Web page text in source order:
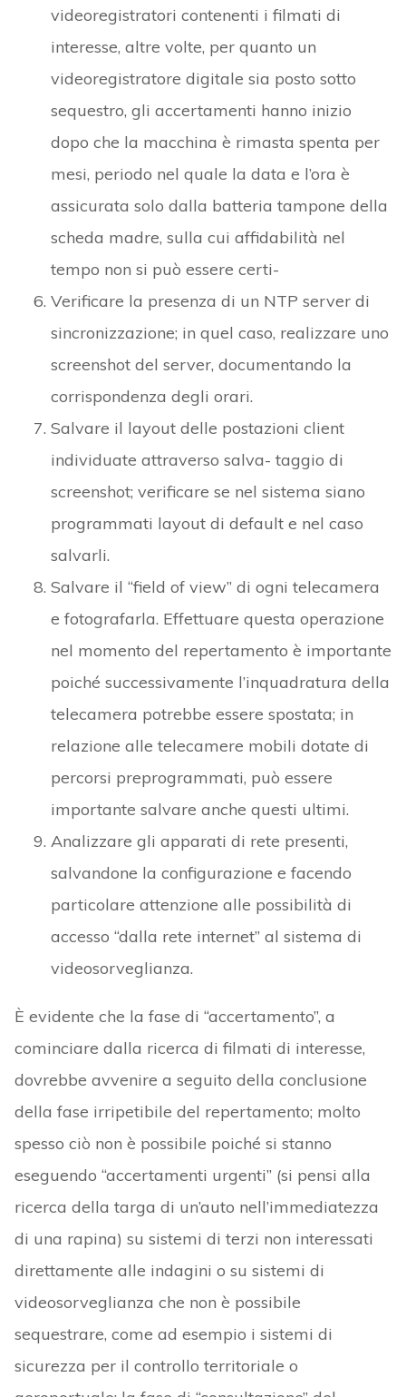
videoregistratori contenenti i filmati di
interesse, altre volte, per quanto un
videoregistratore digitale sia posto sotto
sequestro, gli accertamenti hanno inizio
dopo che la macchina è rimasta spenta per
mesi, periodo nel quale la data e l’ora è
assicurata solo dalla batteria tampone della
scheda madre, sulla cui affidabilità nel
tempo non si può essere certi-
Verificare la presenza di un NTP server di
sincronizzazione; in quel caso, realizzare uno
screenshot del server, documentando la
corrispondenza degli orari.
Salvare il layout delle postazioni client
individuate attraverso salva- taggio di
screenshot; verificare se nel sistema siano
programmati layout di default e nel caso
salvarli.
Salvare il “field of view” di ogni telecamera
e fotografarla. Effettuare questa operazione
nel momento del repertamento è importante
poiché successivamente l’inquadratura della
telecamera potrebbe essere spostata; in
relazione alle telecamere mobili dotate di
percorsi preprogrammati, può essere
importante salvare anche questi ultimi.
Analizzare gli apparati di rete presenti,
salvandone la configurazione e facendo
particolare attenzione alle possibilità di
accesso “dalla rete internet” al sistema di
videosorveglianza.
È evidente che la fase di “accertamento”, a
cominciare dalla ricerca di filmati di interesse,
dovrebbe avvenire a seguito della conclusione
della fase irripetibile del repertamento; molto
spesso ciò non è possibile poiché si stanno
eseguendo “accertamenti urgenti” (si pensi alla
ricerca della targa di un’auto nell’immediatezza
di una rapina) su sistemi di terzi non interessati
direttamente alle indagini o su sistemi di
videosorveglianza che non è possibile
sequestrare, come ad esempio i sistemi di
sicurezza per il controllo territoriale o